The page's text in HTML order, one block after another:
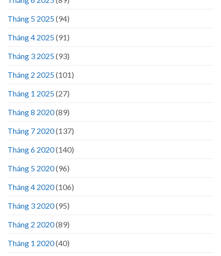
Tháng 5 2025(94)
Tháng 4 2025(91)
Tháng 3 2025(93)
Tháng 2 2025(101)
Tháng 1 2025(27)
Tháng 8 2020(89)
Tháng 7 2020(137)
Tháng 6 2020(140)
Tháng 5 2020(96)
Tháng 4 2020(106)
Tháng 3 2020(95)
Tháng 2 2020(89)
Tháng 1 2020(40)